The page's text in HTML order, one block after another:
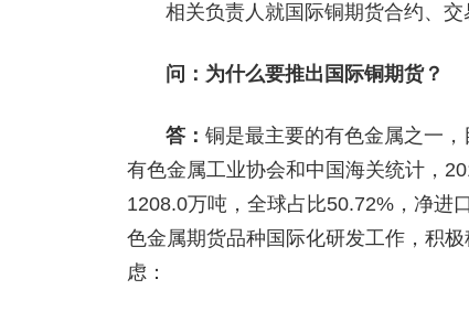
相关负责人就国际铜期货合约、交
问：为什么要推出国际铜期货？
答： 铜是最主要的有色金属之一
有色金属工业协会和中国海关统计，
1208.0万吨，全球占比50.72%，净进
色金属期货品种国际化研发工作，积
虑：